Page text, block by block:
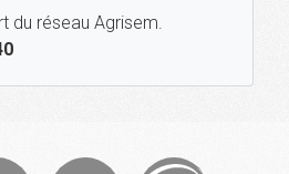
du réseau Agrisem.